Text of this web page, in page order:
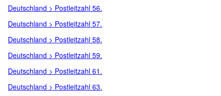
Deutschland > Postleitzahl 56.
Deutschland > Postleitzahl 57.
Deutschland > Postleitzahl 58.
Deutschland > Postleitzahl 59.
Deutschland > Postleitzahl 61.
Deutschland > Postleitzahl 63.